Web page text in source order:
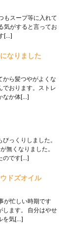
もスープ等に入れて
気がすると言ってお
[…]
なりました
から髪つやがよくな
でおります。ストレ
なか体[…]
っくりしました。
無くなりました。
のです[…]
ドズオイル
が忙しい時期です
します。 自分はやせ
を気[…]